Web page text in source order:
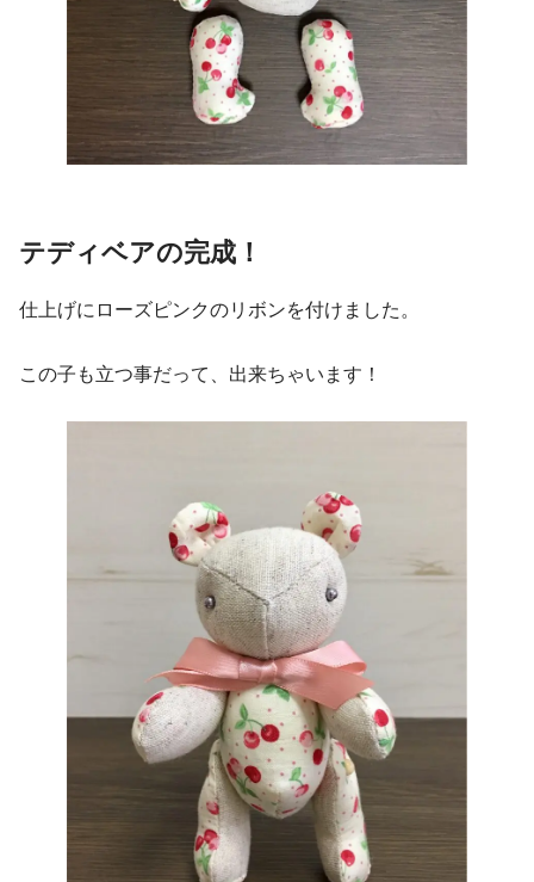
テディベアの完成！
仕上げにローズピンクのリボンを付けました。
この子も立つ事だって、出来ちゃいます！